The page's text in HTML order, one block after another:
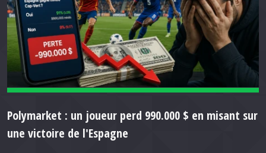
Polymarket : un joueur perd 990.000 $ en misant sur
une victoire de l'Espagne